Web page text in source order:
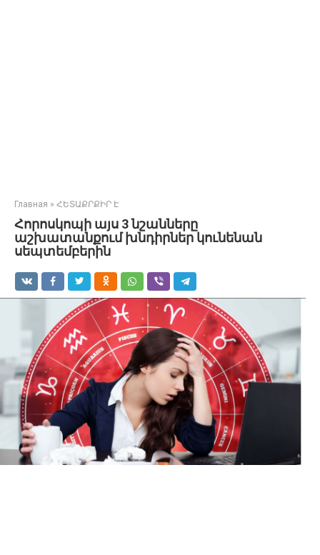
Главная » ՀԵՏԱՔՐՔԻՐ Է
Հորոսկոպի այս 3 նշանները
աշխատանքում խնդիրներ կունենան
սեպտեմբերին